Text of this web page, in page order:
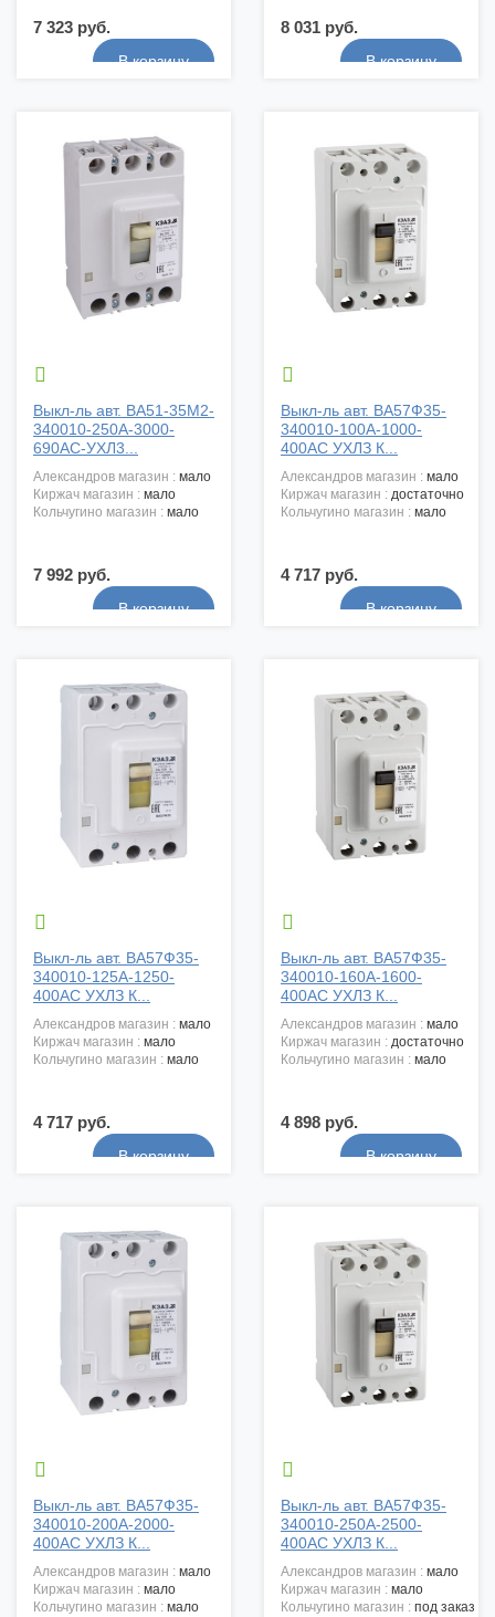
7 323 руб. 8 031 руб.

Выкл-ль авт. ВА51-35М2-
340010-250А-3000-
690AC-УХЛ3...
александров магазин : мало
киржач магазин : мало
кольчугино магазин : мало
7 992 руб.

Выкл-ль авт. ВА57Ф35-
340010-100А-1000-
400АС УХЛЗ К...
александров магазин : мало
киржач магазин : достаточно
кольчугино магазин : мало
4 717 руб.

Выкл-ль авт. ВА57Ф35-
340010-125А-1250-
400АС УХЛЗ К...
александров магазин : мало
киржач магазин : мало
кольчугино магазин : мало
4 717 руб.

Выкл-ль авт. ВА57Ф35-
340010-160А-1600-
400АС УХЛЗ К...
александров магазин : мало
киржач магазин : достаточно
кольчугино магазин : мало
4 898 руб.

Выкл-ль авт. ВА57Ф35-
340010-200А-2000-
400АС УХЛЗ К...
александров магазин : мало
киржач магазин : мало
кольчугино магазин : мало

Выкл-ль авт. ВА57Ф35-
340010-250А-2500-
400АС УХЛЗ К...
александров магазин : мало
киржач магазин : мало
кольчугино магазин : под заказ